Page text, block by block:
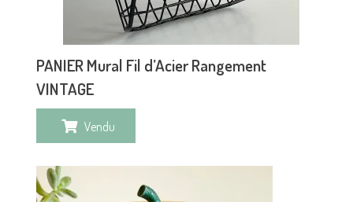
PANIER Mural Fil d’Acier Rangement
VINTAGE
Vendu